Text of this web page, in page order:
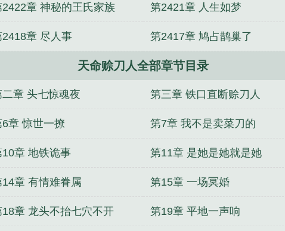
天命赊刀人免费听全集 天命赊刀人短剧 天命赊刀人漫画
前方有鬼 武法武天 仙镯 玄门高手在都市
独断万古 大至尊 农门新媳,手握空间发家致富
2422章 神秘的王氏家族 第2421章 人生如梦
2418章 尽人事 第2417章 鸠占鹊巢了
天命赊刀人全部章节目录
二章 头七惊魂夜 第三章 铁口直断赊刀人
6章 惊世一撩 第7章 我不是卖菜刀的
10章 地铁诡事 第11章 是她是她就是她
14章 有情难眷属 第15章 一场冥婚
18章 龙头不抬七穴不开 第19章 平地一声响